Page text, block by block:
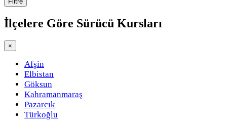
İlçelere Göre Sürücü Kursları
×
Afşin
Elbistan
Göksun
Kahramanmaraş
Pazarcık
Türkoğlu